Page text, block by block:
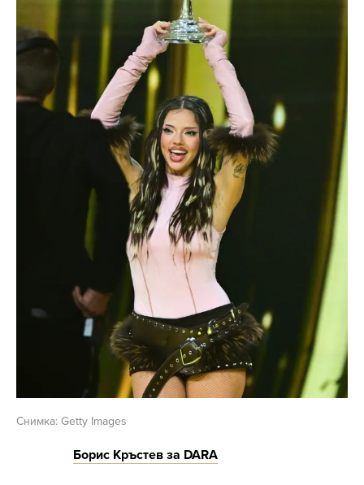
Снимка: Getty Images
Борис Кръстев за DARA